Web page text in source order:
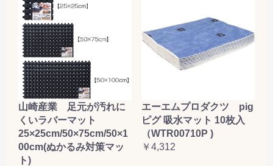
山崎産業 足元が汚れに
くいラバーマット
25×25cm/50×75cm/50×1
00cm(ぬかるみ対策マッ
ト)
エーエムプロダクツ pig
ピグ 吸水マット 10枚入
（WTR00710P )
￥4,312